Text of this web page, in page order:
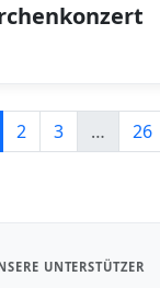
2 3 … 26
UNTERSTÜTZER